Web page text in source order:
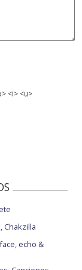
<i> <u>
Chakzilla
echo &